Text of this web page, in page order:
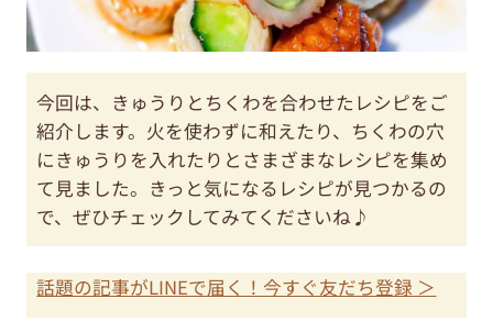
今回は、きゅうりとちくわを合わせたレシピをご
紹介します。火を使わずに和えたり、ちくわの穴
にきゅうりを入れたりとさまざまなレシピを集め
て見ました。きっと気になるレシピが見つかるの
で、ぜひチェックしてみてくださいね♪
話題の記事がLINEで届く！今すぐ友だち登録 ＞